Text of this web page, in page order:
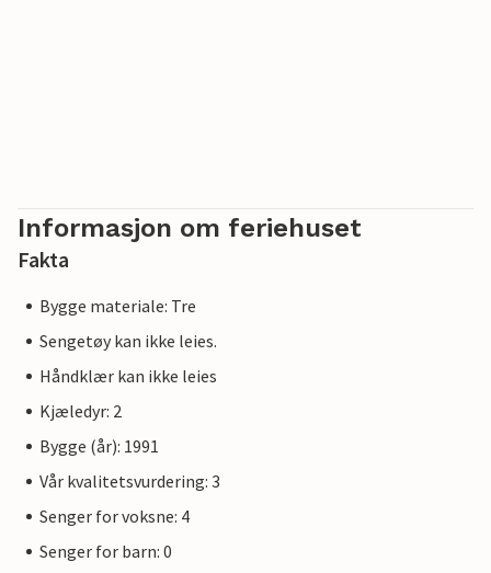
Informasjon om feriehuset
Fakta
Bygge materiale: Tre
Sengetøy kan ikke leies.
Håndklær kan ikke leies
Kjæledyr: 2
Bygge (år): 1991
Vår kvalitetsvurdering: 3
Senger for voksne: 4
Senger for barn: 0